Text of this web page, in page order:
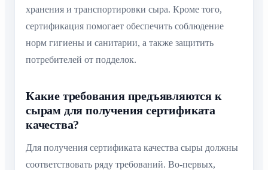
хранения и транспортировки сыра. Кроме того,
сертификация помогает обеспечить соблюдение
норм гигиены и санитарии, а также защитить
потребителей от подделок.
Какие требования предъявляются к
сырам для получения сертификата
качества?
Для получения сертификата качества сыры должны
соответствовать ряду требований. Во-первых,